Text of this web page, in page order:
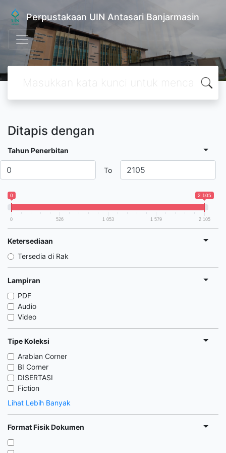
Perpustakaan UIN Antasari Banjarmasin
Ditapis dengan
Tahun Penerbitan
To
0 2 105
0 526 1 053 1 579 2 105
Ketersediaan
Tersedia di Rak
Lampiran
PDF
Audio
Video
Tipe Koleksi
Arabian Corner
BI Corner
DISERTASI
Fiction
Lihat Lebih Banyak
Format Fisik Dokumen